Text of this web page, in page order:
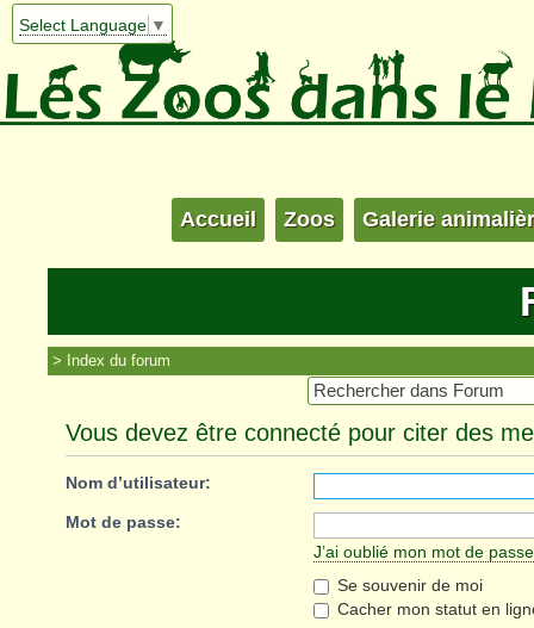
Select Language ▼
Accueil Zoos Galerie
Index du forum
Vous devez être connecté pour citer des
Nom d’utilisateur:
Mot de passe:
J’ai oublié mon mot de passe
Se souvenir de moi
Cacher mon statut en